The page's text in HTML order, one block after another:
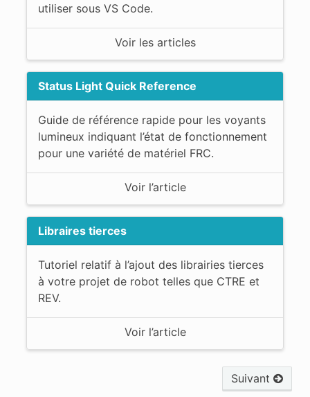
utiliser sous VS Code.
Voir les articles
Status Light Quick Reference
Guide de référence rapide pour les voyants
lumineux indiquant l’état de fonctionnement
pour une variété de matériel FRC.
Voir l’article
Libraires tierces
Tutoriel relatif à l’ajout des librairies tierces
à votre projet de robot telles que CTRE et
REV.
Voir l’article
Suivant